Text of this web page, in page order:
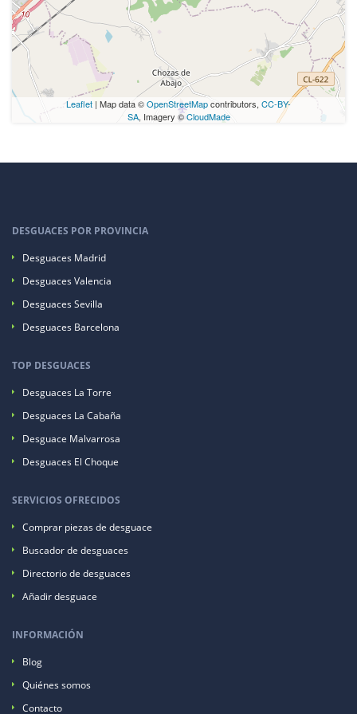
Leaflet | Map data ©OpenStreetMapcontributors, CC-BY-
SA, Imagery ©CloudMade
DESGUACES POR PROVINCIA
Desguaces Madrid
Desguaces Valencia
Desguaces Sevilla
Desguaces Barcelona
TOP DESGUACES
Desguaces La Torre
Desguaces La Cabaña
Desguace Malvarrosa
Desguaces El Choque
SERVICIOS OFRECIDOS
Comprar piezas de desguace
Buscador de desguaces
Directorio de desguaces
Añadir desguace
INFORMACIÓN
Blog
Quiénes somos
Contacto